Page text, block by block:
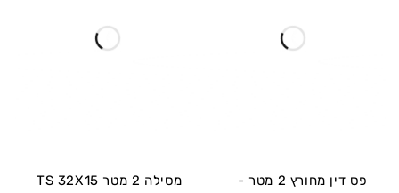
פס דין מחורץ 2 מטר -
מסילה 2 מטר TS 32X15